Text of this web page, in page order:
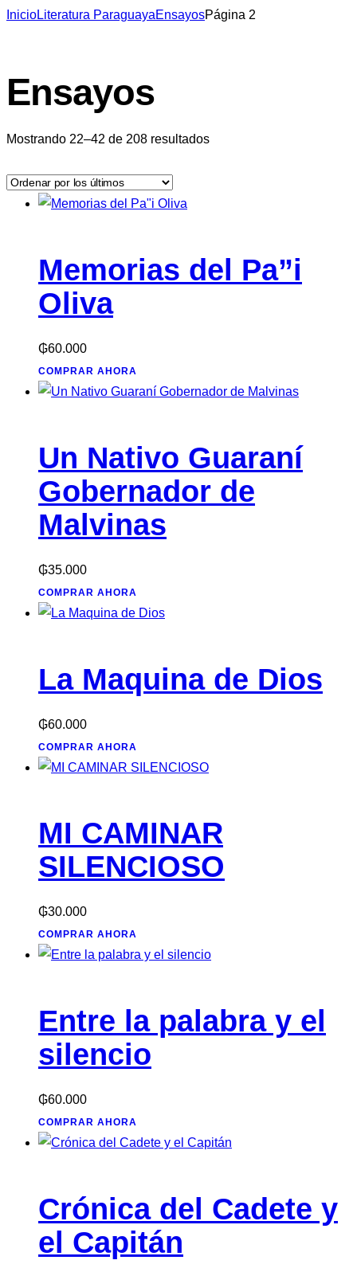
InicioLiteratura ParaguayaEnsayosPágina 2
Ensayos
Mostrando 22–42 de 208 resultadosOrdenado
Memorias del Pa”i
Oliva
₲60.000
COMPRAR AHORA
Un Nativo Guaraní
Gobernador de
Malvinas
₲35.000
COMPRAR AHORA
La Maquina de Dios
₲60.000
COMPRAR AHORA
MI CAMINAR
SILENCIOSO
₲30.000
COMPRAR AHORA
Entre la palabra y el
silencio
₲60.000
COMPRAR AHORA
Crónica del Cadete y
el Capitán